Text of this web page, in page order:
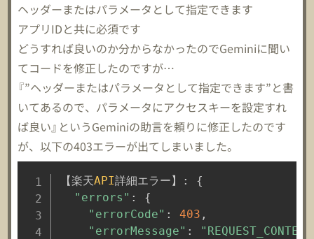
ヘッダーまたはパラメータとして指定できます
アプリIDと共に必須です
どうすれば良いのか分からなかったのでGeminiに聞い
てコードを修正したのですが…
『”ヘッダーまたはパラメータとして指定できます”と書
いてあるので、パラメータにアクセスキーを設定すれ
ば良い』というGeminiの助言を頼りに修正したのです
が、以下の403エラーが出てしまいました。
【楽天API詳細エラー】 :
{
"errors" :
{
"errorCode" : 403 ,
"errorMessage" :